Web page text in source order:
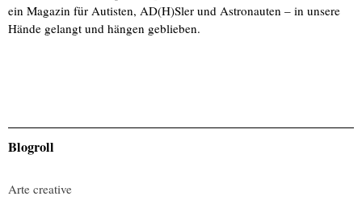
ein Magazin für Autisten, AD(H)Sler und Astronauten – in unsere
Hände gelangt und hängen geblieben.
Blogroll
Arte creative